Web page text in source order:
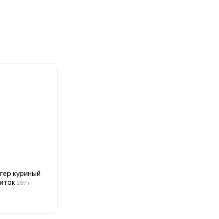
куриный
287 г